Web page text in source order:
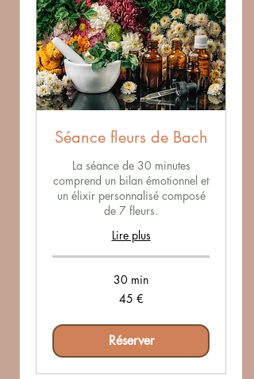
Séance fleurs de Bach
La séance de 30 minutes
comprend un bilan émotionnel et
un élixir personnalisé composé
de 7 fleurs.
Lire plus
30 min
45 €
Réserver